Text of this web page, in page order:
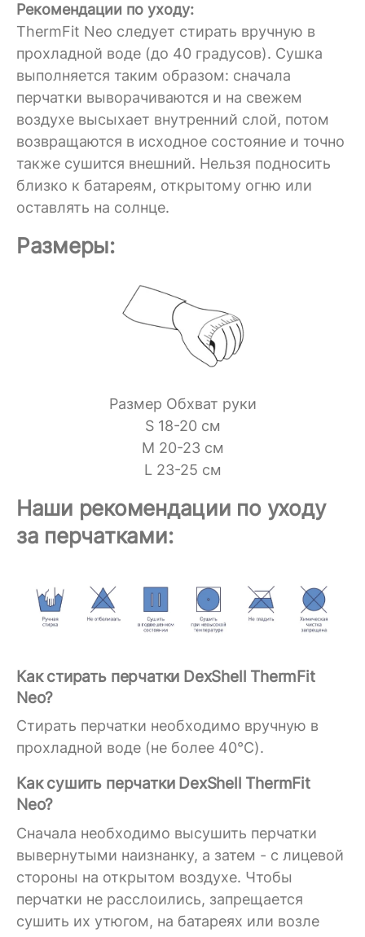
Рекомендации по уходу:
ThermFit Neo следует стирать вручную в
прохладной воде (до 40 градусов). Сушка
выполняется таким образом: сначала
перчатки выворачиваются и на свежем
воздухе высыхает внутренний слой, потом
возвращаются в исходное состояние и точно
также сушится внешний. Нельзя подносить
близко к батареям, открытому огню или
оставлять на солнце.
Размеры:
Размер Обхват руки
S 18-20 см
M 20-23 см
L 23-25 см
Наши рекомендации по уходу
за перчатками:
Как стирать перчатки DexShell ThermFit
Neo?
Стирать перчатки необходимо вручную в
прохладной воде (не более 40°C).
Как сушить перчатки DexShell ThermFit
Neo?
Сначала необходимо высушить перчатки
вывернутыми наизнанку, а затем - с лицевой
стороны на открытом воздухе. Чтобы
перчатки не расслоились, запрещается
сушить их утюгом, на батареях или возле